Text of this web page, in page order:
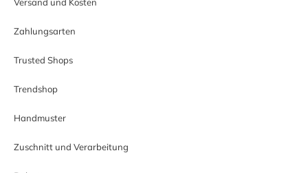
Versand und Kosten
Zahlungsarten
Trusted Shops
Trendshop
Handmuster
Zuschnitt und Verarbeitung